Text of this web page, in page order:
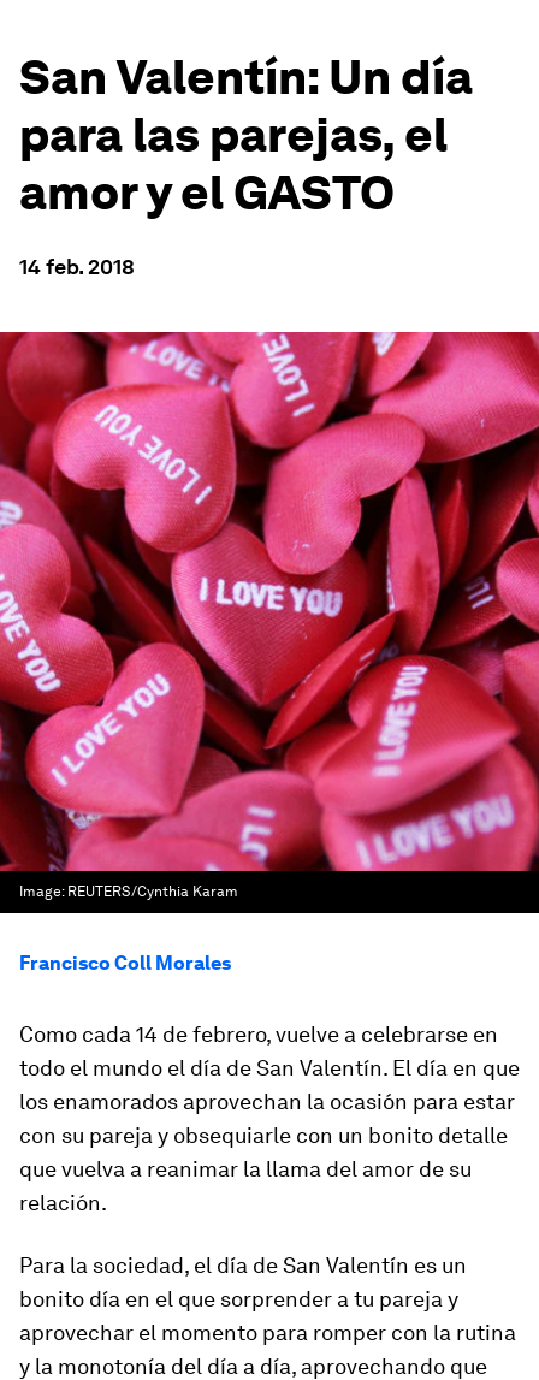
San Valentín: Un día
para las parejas, el
amor y el GASTO
14 feb. 2018
Image: REUTERS/Cynthia Karam
Francisco Coll Morales
Como cada 14 de febrero, vuelve a celebrarse en
todo el mundo el día de San Valentín. El día en que
los enamorados aprovechan la ocasión para estar
con su pareja y obsequiarle con un bonito detalle
que vuelva a reanimar la llama del amor de su
relación.
Para la sociedad, el día de San Valentín es un
bonito día en el que sorprender a tu pareja y
aprovechar el momento para romper con la rutina
y la monotonía del día a día, aprovechando que